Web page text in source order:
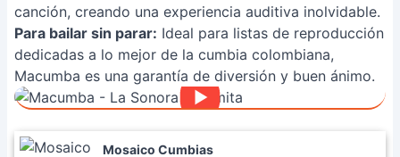
canción, creando una experiencia auditiva inolvidable.
Para bailar sin parar: Ideal para listas de reproducción
dedicadas a lo mejor de la cumbia colombiana,
Macumba es una garantía de diversión y buen ánimo.
Mosaico Cumbias